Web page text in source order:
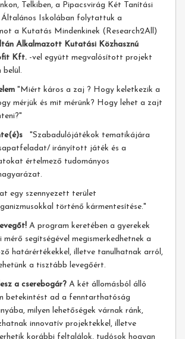
Telkiben, a Pipacsvirág Két Tanítási
Iskolában folytattuk a
a Kutatás Mindenkinek (Research2All)
Alkalmazott Kutatási Közhasznú
Kft. -vel együtt megvalósított projekt
belül.
"Miért káros a zaj ? Hogy keletkezik a
mérjük és mit mérünk? Hogy lehet a zajt
"Szabadulójátékok tematikájára
irányított játék és a
értelmező tudományos
egy szennyezett terület
történő kármentesítése."
A program keretében a gyerekek
mérő segítségével megismerkedhetnek a
határértékekkel, illetve tanulhatnak arról,
a tisztább levegőért.
a cserebogár? A két állomásból álló
betekintést ad a fenntarthatóság
milyen lehetőségek várnak ránk,
innovatív projektekkel, illetve
korábbi feltalálok, tudósok hogyan